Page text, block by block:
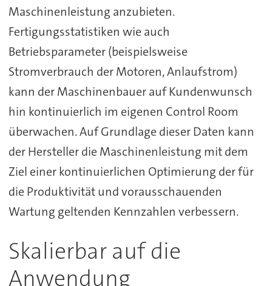
Maschinenleistung anzubieten.
Fertigungsstatistiken wie auch
Betriebsparameter (beispielsweise
Stromverbrauch der Motoren, Anlaufstrom)
kann der Maschinenbauer auf Kundenwunsch
hin kontinuierlich im eigenen Control Room
überwachen. Auf Grundlage dieser Daten kann
der Hersteller die Maschinenleistung mit dem
Ziel einer kontinuierlichen Optimierung der für
die Produktivität und vorausschauenden
Wartung geltenden Kennzahlen verbessern.
Skalierbar auf die
Anwendung